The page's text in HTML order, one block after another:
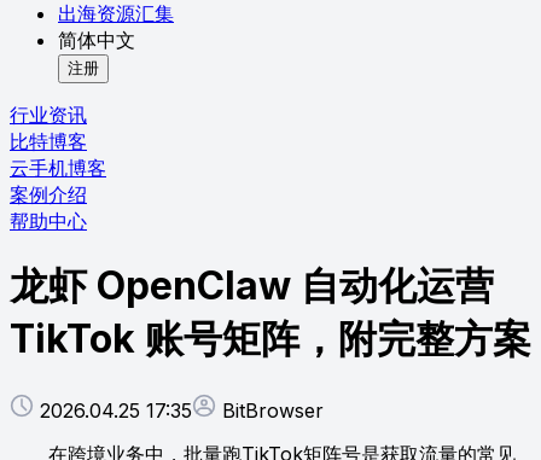
出海资源汇集
简体中文
注册
行业资讯
比特博客
云手机博客
案例介绍
帮助中心
龙虾 OpenClaw 自动化运营
TikTok 账号矩阵，附完整方案
2026.04.25 17:35
BitBrowser
在跨境业务中，批量跑TikTok矩阵号是获取流量的常见